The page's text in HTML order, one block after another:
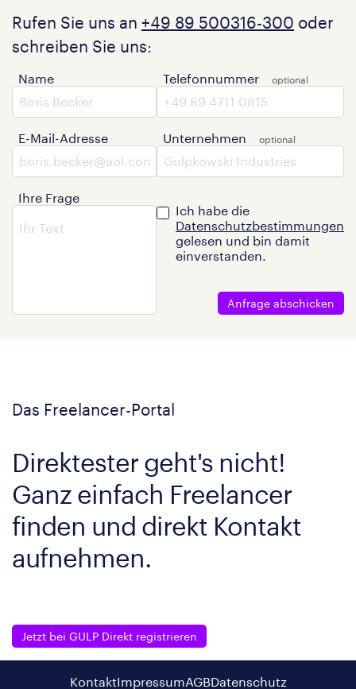
Rufen Sie uns an +49 89 500316-300 oder
schreiben Sie uns:
Name
E-Mail-Adresse
Ihre Frage
Telefonnummer
Unternehmen
Ich habe die
Datenschutzbestimmungen
gelesen und bin damit
einverstanden.
Anfrage abschicken
Das Freelancer-Portal
Direktester geht's nicht!
Ganz einfach Freelancer
finden und direkt Kontakt
aufnehmen.
Jetzt bei GULP Direkt registrieren
KontaktImpressumAGBDatenschutz